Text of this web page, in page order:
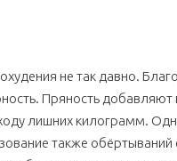
не так давно.
Пряность
лишних килограмм.
также обёртываний